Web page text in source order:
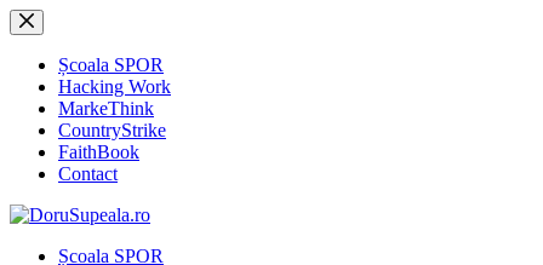
Sari
la
conținutȘcoala SPOR
Hacking Work
MarkeThink
CountryStrike
FaithBook
Contact
Școala SPOR